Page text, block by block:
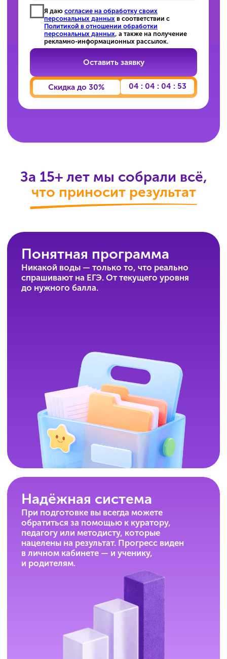
что приносит результат
Понятная программа
Никакой воды — только то, что реально
до нужного балла.
При подготовке вы всегда можете
педагогу или методисту, которые
нацелены на результат. Прогресс виден
в личном кабинете — и ученику,
и родителям.
Удобный формат
Можно начать в 10-м классе и готовиться
без спешки, а можно подключиться в 11-м
и сосредоточиться на главном. Формат
подстраивается под вас.
мы на связи каждый день с 9:00
до 21:00 (по Москве) и отвечаем